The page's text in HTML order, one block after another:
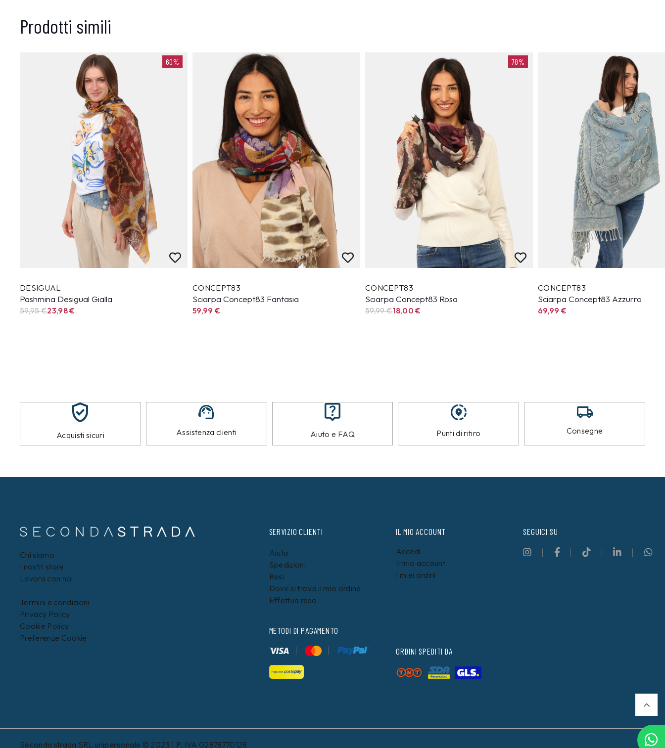
Prodotti simili
60%
DESIGUAL
Pashmina Desigual Gialla
59,95€23,98€
CONCEPT83
Sciarpa Concept83 Fantasia
59,99€
70%
CONCEPT83
Sciarpa Concept83 Rosa
59,99€18,00€
CONCEPT83
Sciarpa Concept83 Azzurro
69,99€
Acquisti sicuri Assistenza clienti Aiuto e FAQ Punti di ritiro Consegne
Chi siamo
I nostri store
Lavora con noi
Termini e condizioni
Privacy Policy
Cookie Policy
Preferenze Cookie
SERVIZIO CLIENTI
Aiuto
Spedizioni
Resi
Dove si trova il mio ordine
Effettua reso
METODI DI PAGAMENTO
IL MIO ACCOUNT
Accedi
Il mio account
I miei ordini
ORDINI SPEDITI DA
SEGUICI SU
Seconda strada SRL unipersonale © 2023 | P. IVA 02878770128